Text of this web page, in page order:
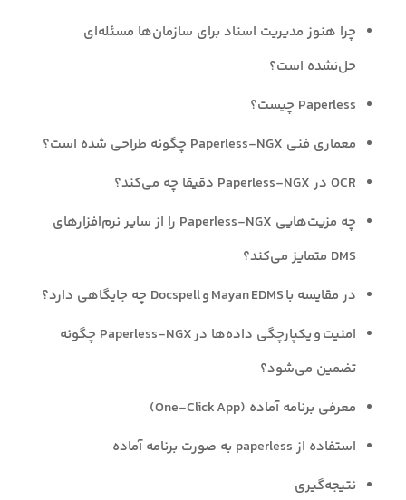
چرا هنوز مدیریت اسناد برای سازمان‌ها مسئله‌ای
حل‌نشده است؟
Paperless چیست؟
معماری فنی Paperless‑NGX چگونه طراحی شده است؟
OCR در Paperless‑NGX دقیقا چه می‌کند؟
چه مزیت‌هایی Paperless‑NGX را از سایر نرم‌افزارهای
DMS متمایز می‌کند؟
در مقایسه با Mayan EDMS و Docspell چه جایگاهی دارد؟
امنیت و یکپارچگی داده‌ها در Paperless‑NGX چگونه
تضمین می‌شود؟
معرفی برنامه‌ آماده (One‑Click App)
استفاده از paperless به صورت برنامه آماده
نتیجه‌گیری